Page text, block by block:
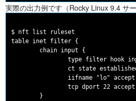
実際の出力例です（Rocky Linux 9.4 サ
$ nft list ruleset
table inet filter {
        chain input {
type filter hook
ct state
                iifname "lo" accept
                tcp dport 22 accept
        }